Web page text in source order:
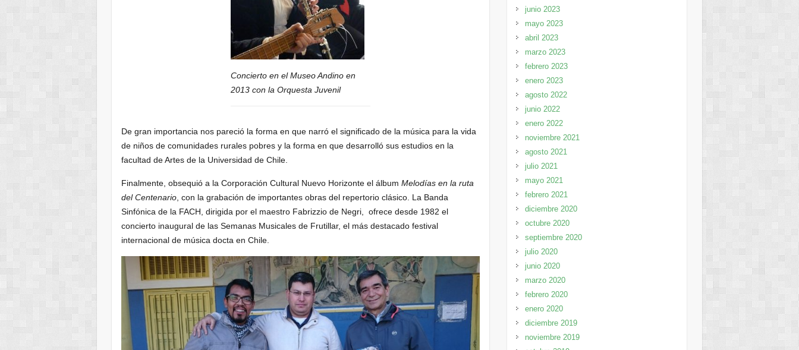
Concierto en el Museo Andino en
2013 con la Orquesta Juvenil
De gran importancia nos pareció la forma en que narró el significado de la música para la vida
de niños de comunidades rurales pobres y la forma en que desarrolló sus estudios en la
facultad de Artes de la Universidad de Chile.
Finalmente, obsequió a la Corporación Cultural Nuevo Horizonte el álbumMelodías en la ruta
del Centenario , con la grabación de importantes obras del repertorio clásico. La Banda
Sinfónica de la FACH, dirigida por el maestro Fabrizzio de Negri, ofrece desde 1982 el
concierto inaugural de las Semanas Musicales de Frutillar, el más destacado festival
internacional de música docta en Chile.
junio 2023
mayo 2023
abril 2023
marzo 2023
febrero 2023
enero 2023
agosto 2022
junio 2022
enero 2022
noviembre 2021
agosto 2021
julio 2021
mayo 2021
febrero 2021
diciembre 2020
octubre 2020
septiembre 2020
julio 2020
junio 2020
marzo 2020
febrero 2020
enero 2020
diciembre 2019
noviembre 2019